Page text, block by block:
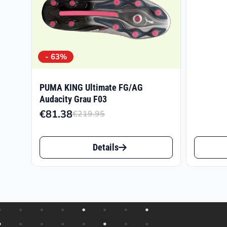
- 63%
PUMA KING Ultimate FG/AG
Audacity Grau F03
€219.95
Preis
war:
€219.95
€81.38
Preis
ist:
€81.38.
Dieses
Produkt
Varianten
Details
Dieses